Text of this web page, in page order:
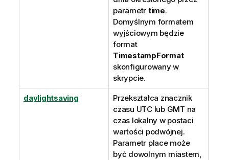
parametr time.
Domyślnym formatem
wyjściowym będzie
format
TimestampFormat
skonfigurowany w
skrypcie.
daylightsaving
Przekształca znacznik
czasu UTClub GMT na
czas lokalny w postaci
wartości podwójnej.
Parametr place może
być dowolnym miastem,